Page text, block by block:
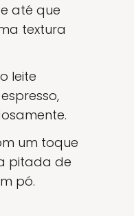
até que
textura
leite
um toque
pitada de
pó.